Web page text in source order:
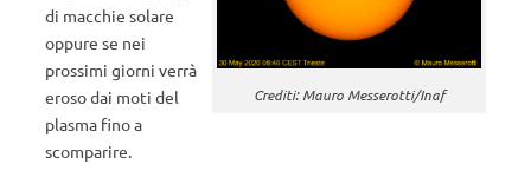
Crediti: Mauro Messerotti/Inaf
di macchie solare
oppure se nei
prossimi giorni verrà
eroso dai moti del
plasma fino a
scomparire.